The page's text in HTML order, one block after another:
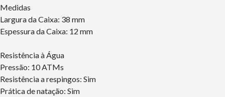
Medidas
Largura da Caixa: 38 mm
Espessura da Caixa: 12 mm
Resistência à Água
Pressão: 10 ATMs
Resistência a respingos: Sim
Prática de natação: Sim